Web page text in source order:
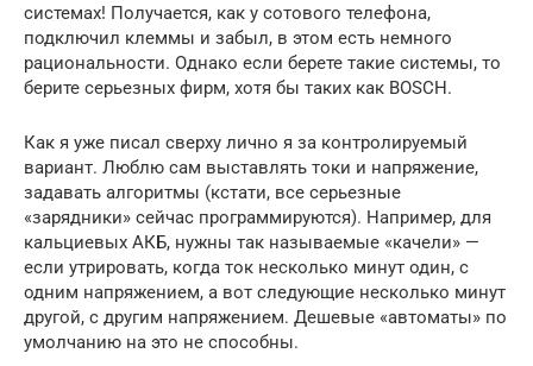
системах! Получается, как у сотового телефона,
подключил клеммы и забыл, в этом есть немного
рациональности. Однако если берете такие системы, то
берите серьезных фирм, хотя бы таких как BOSCH.
Как я уже писал сверху лично я за контролируемый
вариант. Люблю сам выставлять токи и напряжение,
задавать алгоритмы (кстати, все серьезные
«зарядники» сейчас программируются). Например, для
кальциевых АКБ, нужны так называемые «качели» —
если утрировать, когда ток несколько минут один, с
одним напряжением, а вот следующие несколько минут
другой, с другим напряжением. Дешевые «автоматы» по
умолчанию на это не способны.